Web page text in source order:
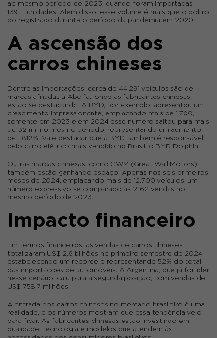
ao mesmo período de 2023, quando foram importadas
139.111 unidades. Além disso, esse volume é mais que o dobro
do registrado durante o período da pandemia em 2020.
A ascensão dos
carros chineses
Dentre as importações, cerca de 44.291 veículos são de
marcas afiliadas à Abeifa,. onde as fabricantes chinesas
estão se destacando. A BYD , por exemplo, apresentou um
crescimento impressionante, emplacando mais de 1.700,
somente em 2023 e em 2024 esse número saltou para mais
de 32 mil no mesmo período, representando um aumento
de 1.812% . Vale destacar que a BYD também é responsável
pelo carro elétrico mais vendido no Brasil, o BYD Dolphin
Outras marcas chinesas, como GWM (Great Wall Motors),
também estão ganhando espaço. Apenas nos seis primeiros
meses de 2024, emplacando mais de 12.700 veículos, um
número expressivo se comparado às 2.162 vendas no
mesmo período de 2023.
Impacto financeiro
Em termos financeiros, as vendas de carros chineses
totalizaram US$ 2,6 bilhões no primeiro semestre de 2024,
estabelecendo um recorde e representando 52% do total
das importações de automóveis . A Argentina, que já foi líder
nesse cenário, caiu para a segunda posição, com vendas de
US$ 758,7 milhões.
A entrada dos carros chineses no mercado brasileiro é uma
realidade, e os números mostram que essa tendência veio
para ficar. As fabricantes chinesas estão investindo em
qualidade, tecnologia e modelos que atendem às